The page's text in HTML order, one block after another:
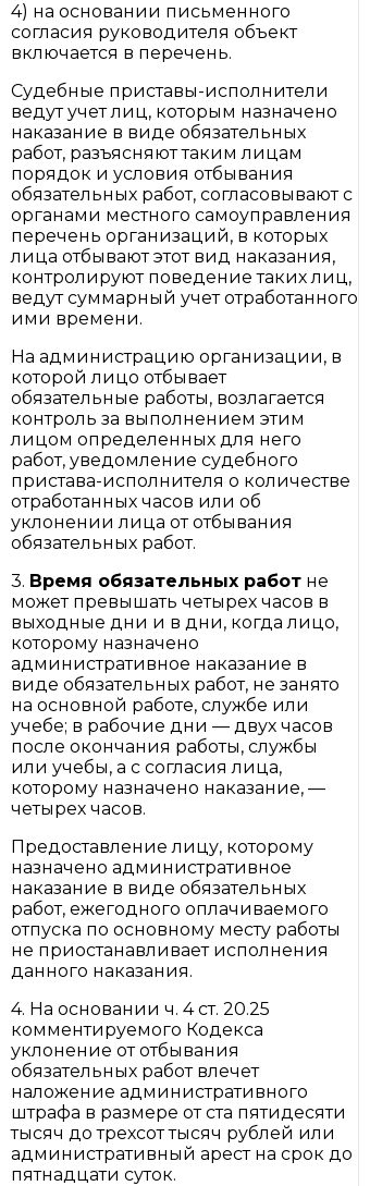
4) на основании письменного
согласия руководителя объект
включается в перечень.
Судебные приставы-исполнители
ведут учет лиц, которым назначено
наказание в виде обязательных
работ, разъясняют таким лицам
порядок и условия отбывания
обязательных работ, согласовывают с
органами местного самоуправления
перечень организаций, в которых
лица отбывают этот вид наказания,
контролируют поведение таких лиц,
ведут суммарный учет отработанного
ими времени.
На администрацию организации, в
которой лицо отбывает
обязательные работы, возлагается
контроль за выполнением этим
лицом определенных для него
работ, уведомление судебного
пристава-исполнителя о количестве
отработанных часов или об
уклонении лица от отбывания
обязательных работ.
3. Время обязательных работ не
может превышать четырех часов в
выходные дни и в дни, когда лицо,
которому назначено
административное наказание в
виде обязательных работ, не занято
на основной работе, службе или
учебе; в рабочие дни — двух часов
после окончания работы, службы
или учебы, а с согласия лица,
которому назначено наказание, —
четырех часов.
Предоставление лицу, которому
назначено административное
наказание в виде обязательных
работ, ежегодного оплачиваемого
отпуска по основному месту работы
не приостанавливает исполнения
данного наказания.
4. На основании ч. 4 ст. 20.25
комментируемого Кодекса
уклонение от отбывания
обязательных работ влечет
наложение административного
штрафа в размере от ста пятидесяти
тысяч до трехсот тысяч рублей или
административный арест на срок до
пятнадцати суток.